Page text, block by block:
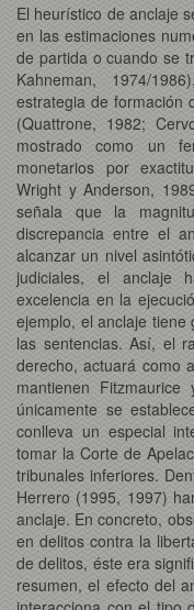
El heurístico de anclaje
en las estimaciones
de partida o cuando se
Kahneman, 1974/
estrategia de formación
(Quattrone, 1982;
mostrado como un
monetarios por
Wright y Anderson,
señala que la
discrepancia entre el
alcanzar un nivel
judiciales, el anclaje
excelencia en la
ejemplo, el anclaje
las sentencias. Así, el
derecho, actuará como
mantienen
únicamente se
conlleva un especial
tomar la Corte de
tribunales inferiores.
Herrero (1995, 1997)
anclaje. En concreto,
en delitos contra la
de delitos, éste era
resumen, el efecto del